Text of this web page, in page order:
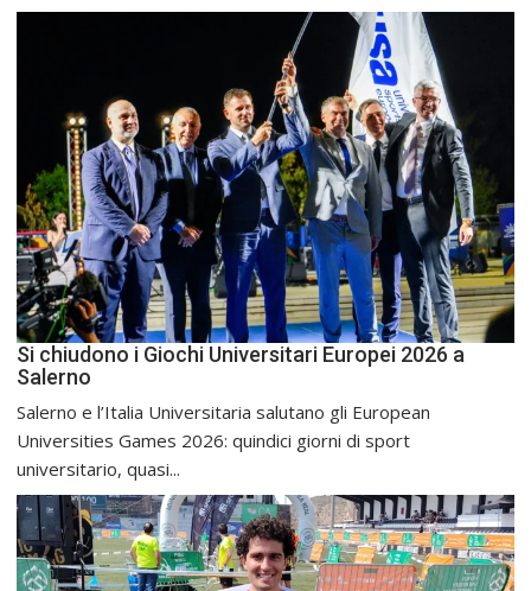
Si chiudono i Giochi Universitari Europei 2026 a
Salerno
Salerno e l’Italia Universitaria salutano gli European
Universities Games 2026: quindici giorni di sport
universitario, quasi...